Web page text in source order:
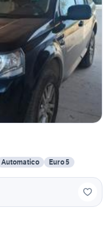
Automatico Euro 5